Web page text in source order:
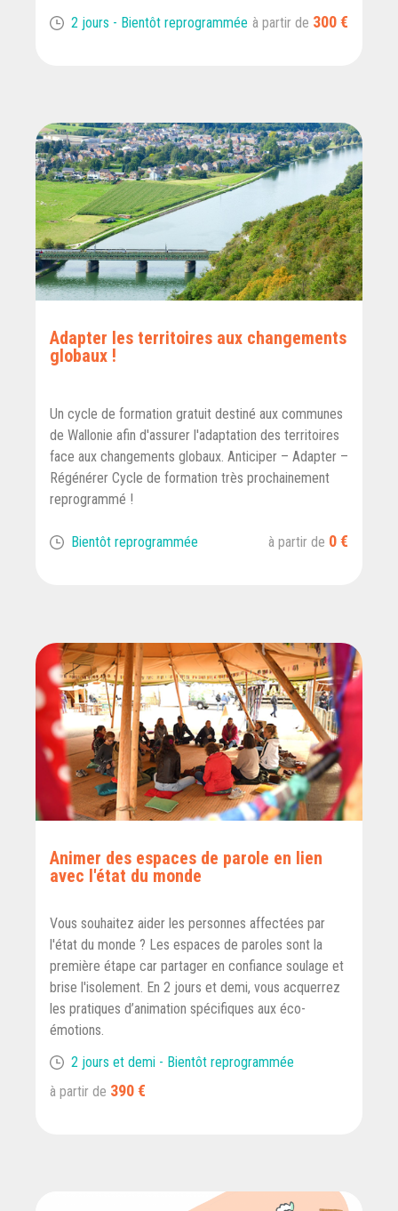
2 jours - Bientôt reprogrammée à partir de 300 €
Adapter les territoires aux changements
globaux !
Un cycle de formation gratuit destiné aux communes
de Wallonie afin d'assurer l'adaptation des territoires
face aux changements globaux. Anticiper – Adapter –
Régénérer Cycle de formation très prochainement
reprogrammé !
Bientôt reprogrammée à partir de 0 €
Animer des espaces de parole en lien
avec l'état du monde
Vous souhaitez aider les personnes affectées par
l'état du monde ? Les espaces de paroles sont la
première étape car partager en confiance soulage et
brise l'isolement. En 2 jours et demi, vous acquerrez
les pratiques d’animation spécifiques aux éco-
émotions.
2 jours et demi - Bientôt reprogrammée
à partir de 390 €